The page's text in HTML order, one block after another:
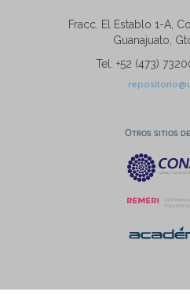
Fracc. El Establo 1-A,
Guanajuato,
Tel: +52 (473)
Otros sitios